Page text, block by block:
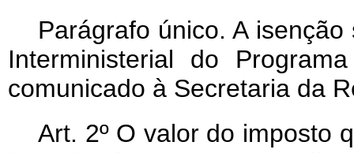
Parágrafo único. A
Interministerial do
comunicado à Secretaria da
Art. 2º O valor do imposto